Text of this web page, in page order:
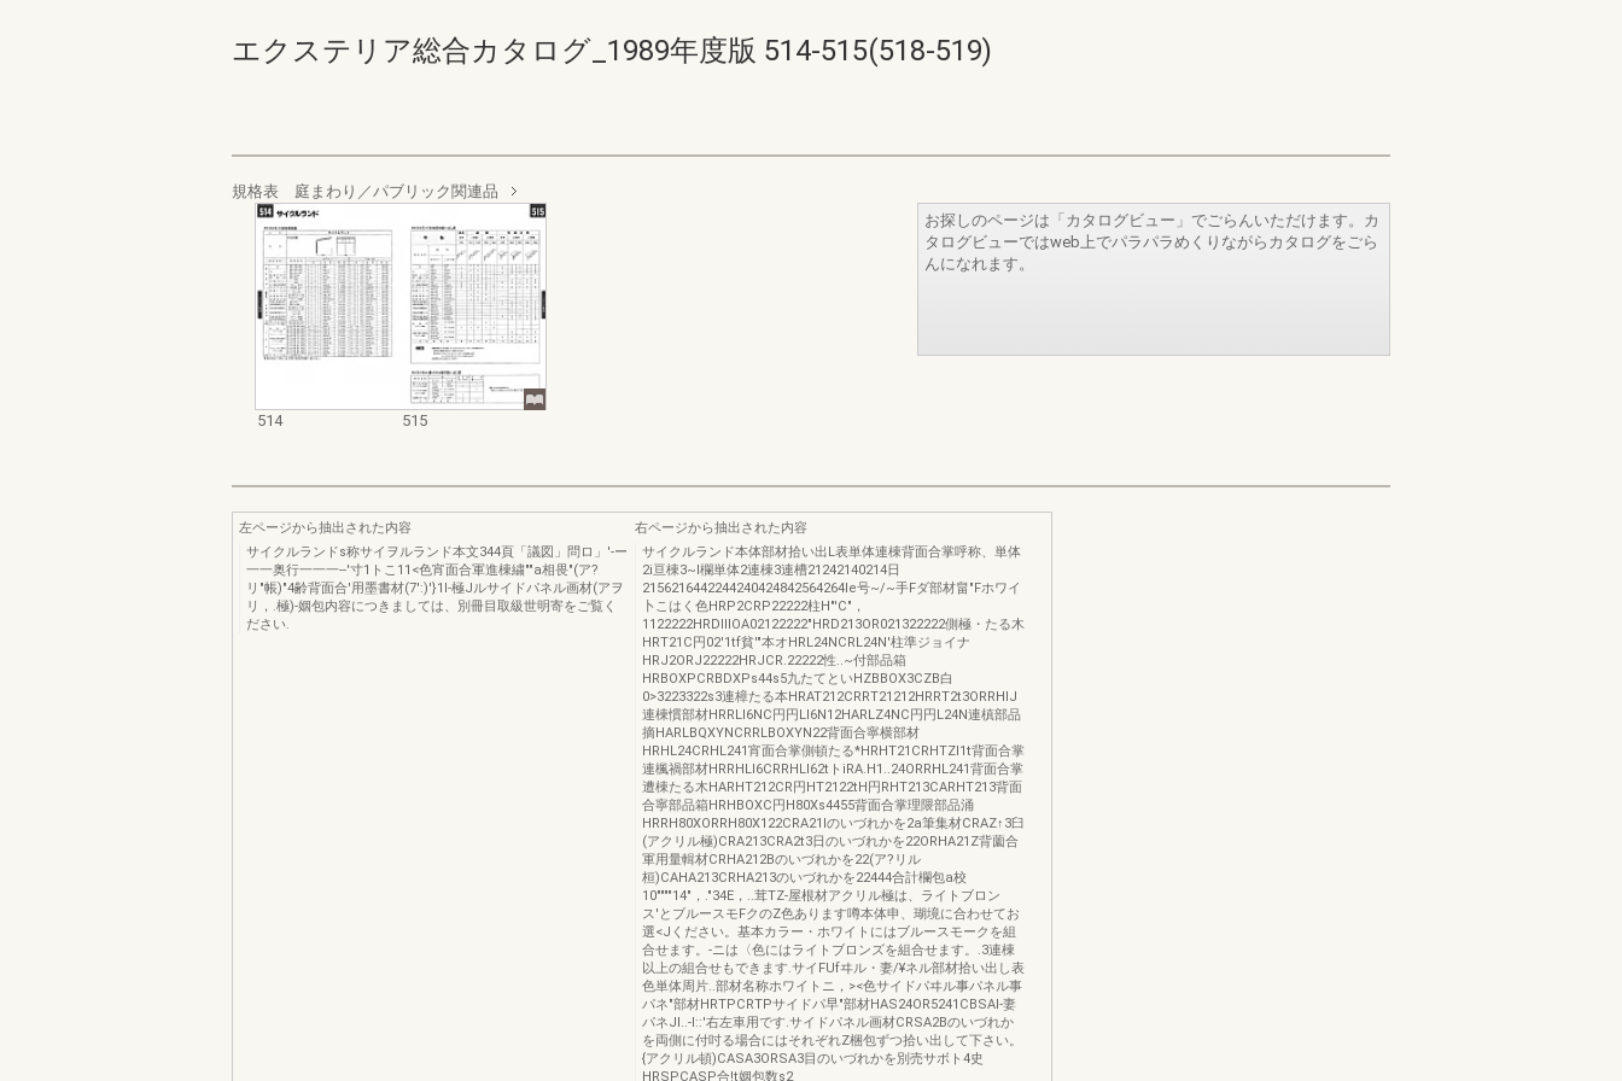
エクステリア総合カタログ_1989年度版 514-515(518-519)
規格表 庭まわり／パブリック関連品
514 515
お探しのページは「カタログビュー」でごらんいただけます。カ
タログビューではweb上でパラパラめくりながらカタログをごら
んになれます。
左ページから抽出された内容
サイクルランドs称サイヲルランド本文344頁「議図」問ロ」'-ー
一一奥行一一一--'寸1トこ11<色宵面合軍進棟繍""a相畏"(ア?
リ"帳)"4齢背面合'用墨書材(7':)'}1I-極Jルサイドパネル画材(アヲ
リ，.極)-姻包内容につきましては、別冊目取級世明寄をご覧く
ださい.
右ページから抽出された内容
サイクルランド本体部材拾い出L表単体連棟背面合掌呼称、単体
2i亘棟3~l欄単体2連棟3連槽21242140214日
2156216442244240424842564264le号~/~手Fダ部材畠"Fホワイ
卜こはく色HRP2CRP22222柱H"'C"，
1122222HRDlllOA02122222"HRD213OR021322222側極・たる木
HRT21C円02'1tf貧'"本オHRL24NCRL24N'柱準ジョイナ
HRJ2ORJ22222HRJCR.22222性..~付部品箱
HRBOXPCRBDXPs44s5九たてといHZBBOX3CZB白
0>3223322s3連樟たる本HRAT212CRRT21212HRRT2t3ORRHIJ
連棟慣部材HRRLl6NC円円Ll6N12HARLZ4NC円円L24N連槙部品
摘HARLBQXYNCRRLBOXYN22背面合寧横部材
HRHL24CRHL241宵面合掌側頓たる*HRHT21CRHTZI1t背面合掌
連楓禍部材HRRHLl6CRRHLl62tトiRA.H1..24ORRHL241背面合掌
遭棟たる木HARHT212CR円HT2122tH円RHT213CARHT213背面
合寧部品箱HRHBOXC円H80Xs4455背面合掌理隈部品涌
HRRH80XORRH80X122CRA21lのいづれかを2a筆集材CRAZ↑3臼
(アクリル極)CRA213CRA2t3日のいづれかを22ORHA21Z背薗合
軍用量輯材CRHA212Bのいづれかを22(ア?リル
桓)CAHA213CRHA213のいづれかを22444合計欄包a校
10""""14"，."34E，..茸TZ-屋根材アクリル極は、ライトブロン
ス'とブルースモFクのZ色あります噂本体申、瑚境に合わせてお
選<Jください。基本カラー・ホワイトにはブルースモークを組
合せます。-ニは〈色にはライトブロンズを組合せます。.3連棟
以上の組合せもできます.サイFUfヰル・妻/¥ネル部材拾い出し表
色単体周片..部材名称ホワイトニ，><色サイドパヰル事パネル事
パネ"部材HRTPCRTPサイドパ早"部材HAS24OR5241CBSAl-妻
パネJI..-I::'右左車用です.サイドパネル画材CRSA2Bのいづれか
を両側に付吋る場合にはそれぞれZ梱包ずつ拾い出して下さい。
{アクリル頓)CASA3ORSA3目のいづれかを別売サボト4史
HRSPCASP合!t姻包数s2